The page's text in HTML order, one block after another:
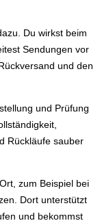
Du wirkst beim
Sendungen vor
und den
und Prüfung
Rückläufe sauber
zum Beispiel bei
Dort unterstützt
und bekommst